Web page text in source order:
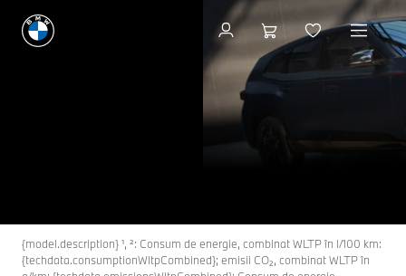
THE NEW
XM
Solicită o ofertă
{model.description} ¹, ²: Consum de energie, combinat WLTP în l/100 km:
{techdata.consumptionWltpCombined}; emisii CO₂, combinat WLTP în
Configurator şi preţ